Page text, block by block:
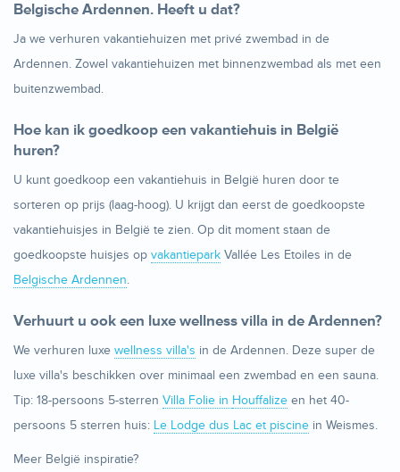
Belgische Ardennen. Heeft u dat?
Ja we verhuren vakantiehuizen met privé zwembad in de
Ardennen. Zowel vakantiehuizen met binnenzwembad als met een
buitenzwembad.
Hoe kan ik goedkoop een vakantiehuis in België
huren?
U kunt goedkoop een vakantiehuis in België huren door te
sorteren op prijs (laag-hoog). U krijgt dan eerst de goedkoopste
vakantiehuisjes in België te zien. Op dit moment staan de
goedkoopste huisjes op vakantiepark Vallée Les Etoiles in de
Belgische Ardennen.
Verhuurt u ook een luxe wellness villa in de Ardennen?
We verhuren luxe wellness villa's in de Ardennen. Deze super de
luxe villa's beschikken over minimaal een zwembad en een sauna.
Tip: 18-persoons 5-sterren Villa Folie in Houffalize en het 40-
persoons 5 sterren huis: Le Lodge dus Lac et piscine in Weismes.
Meer België inspiratie?